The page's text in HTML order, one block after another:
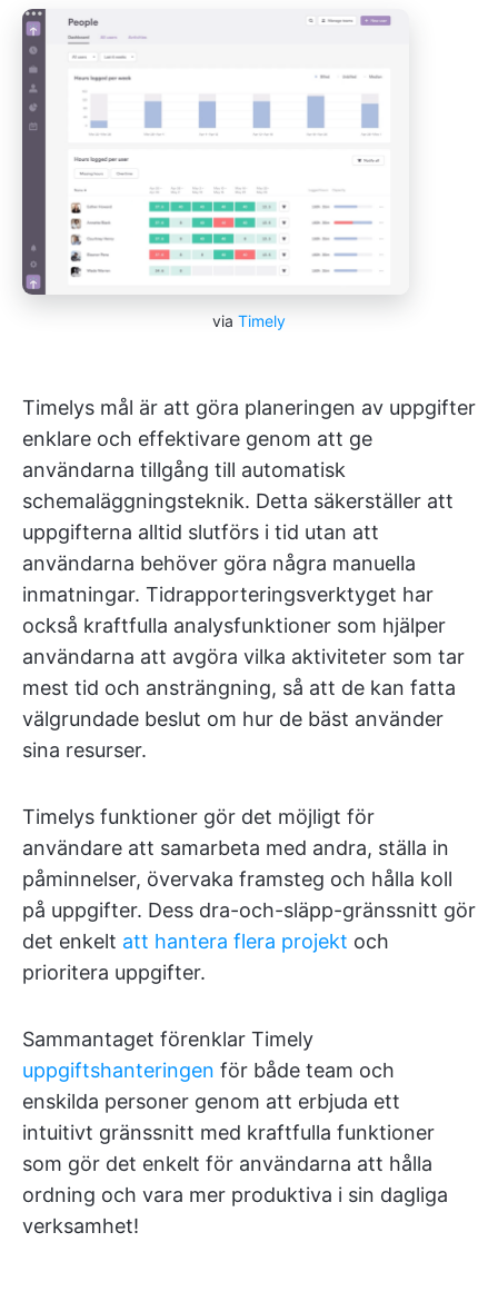
via Timely
Timelys mål är att göra planeringen av uppgifter
enklare och effektivare genom att ge
användarna tillgång till automatisk
schemaläggningsteknik. Detta säkerställer att
uppgifterna alltid slutförs i tid utan att
användarna behöver göra några manuella
inmatningar. Tidrapporteringsverktyget har
också kraftfulla analysfunktioner som hjälper
användarna att avgöra vilka aktiviteter som tar
mest tid och ansträngning, så att de kan fatta
välgrundade beslut om hur de bäst använder
sina resurser.
Timelys funktioner gör det möjligt för
användare att samarbeta med andra, ställa in
påminnelser, övervaka framsteg och hålla koll
på uppgifter. Dess dra-och-släpp-gränssnitt gör
det enkelt att hantera flera projekt och
prioritera uppgifter.
Sammantaget förenklar Timely
uppgiftshanteringen för både team och
enskilda personer genom att erbjuda ett
intuitivt gränssnitt med kraftfulla funktioner
som gör det enkelt för användarna att hålla
ordning och vara mer produktiva i sin dagliga
verksamhet!